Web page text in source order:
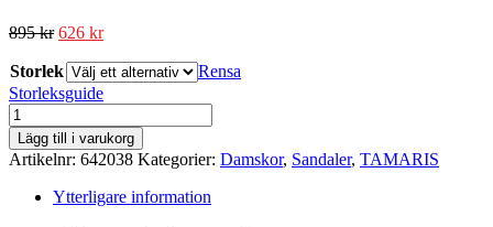
895kr 626 kr
Storlek
Rensa
Storleksguide
TAMARIS
mängd
Lägg till i varukorg
Artikelnr: 642038 Kategorier: Damskor, Sandaler, TAMARIS
Ytterligare information